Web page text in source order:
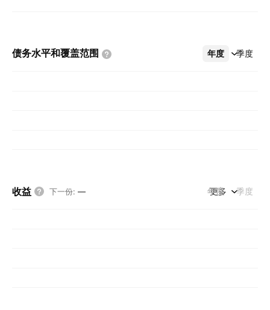
债务水平和覆盖范围 年度 季度
更多
收益 下一份: — 年度 季度
更多